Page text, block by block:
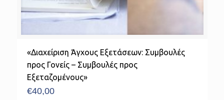
«Διαχείριση Άγχους Εξετάσεων: Συμβουλές
προς Γονείς – Συμβουλές προς
Εξεταζομένους»
€40,00